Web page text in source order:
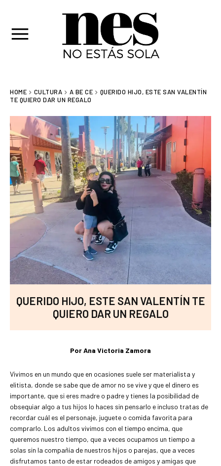
HOME CULTURA A BE CE
QUERIDO HIJO, ESTE SAN VALENTÍN
TE QUIERO DAR UN REGALO
QUERIDO HIJO, ESTE SAN VALENTÍN TE
QUIERO DAR UN REGALO
Por Ana Victoria Zamora
Vivimos en un mundo que en ocasiones suele ser materialista y
elitista, donde se sabe que de amor no se vive y que el dinero es
importante, que si eres madre o padre y tienes la posibilidad de
obsequiar algo a tus hijos lo haces sin pensarlo e incluso tratas de
recordar cuál es el personaje, juguete o comida favorita para
comprarlo. Los adultos vivimos con el tiempo encima, que
queremos nuestro tiempo, que a veces ocupamos un tiempo a
solas sin la compañía de nuestros hijos o parejas, que a veces
disfrutamos tanto de estar rodeados de amigos y amigas que